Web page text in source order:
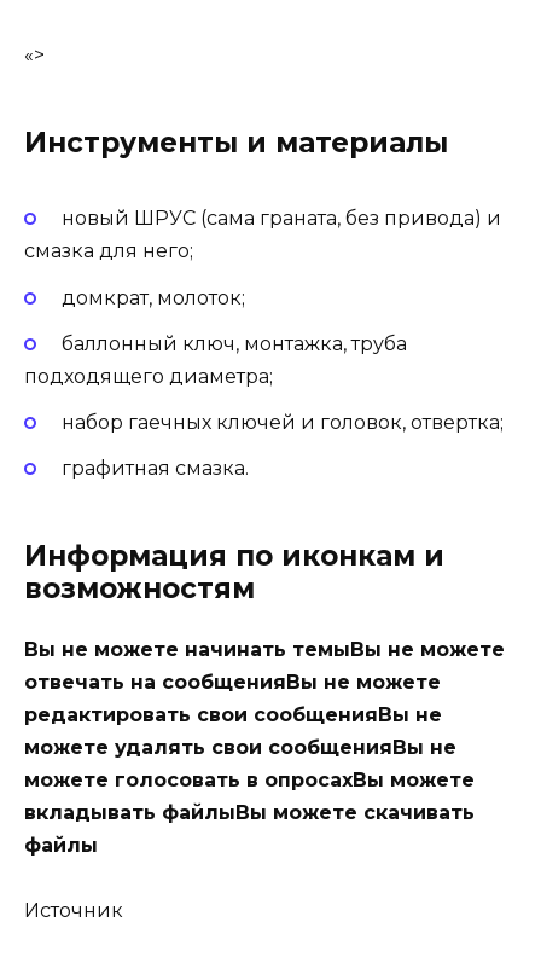
«>
Инструменты и материалы
новый ШРУС (сама граната, без привода) и
смазка для него;
домкрат, молоток;
баллонный ключ, монтажка, труба
подходящего диаметра;
набор гаечных ключей и головок, отвертка;
графитная смазка.
Информация по иконкам и
возможностям
Вы не можете начинать темыВы не можете
отвечать на сообщенияВы не можете
редактировать свои сообщенияВы не
можете удалять свои сообщенияВы не
можете голосовать в опросахВы можете
вкладывать файлыВы можете скачивать
файлы
Источник